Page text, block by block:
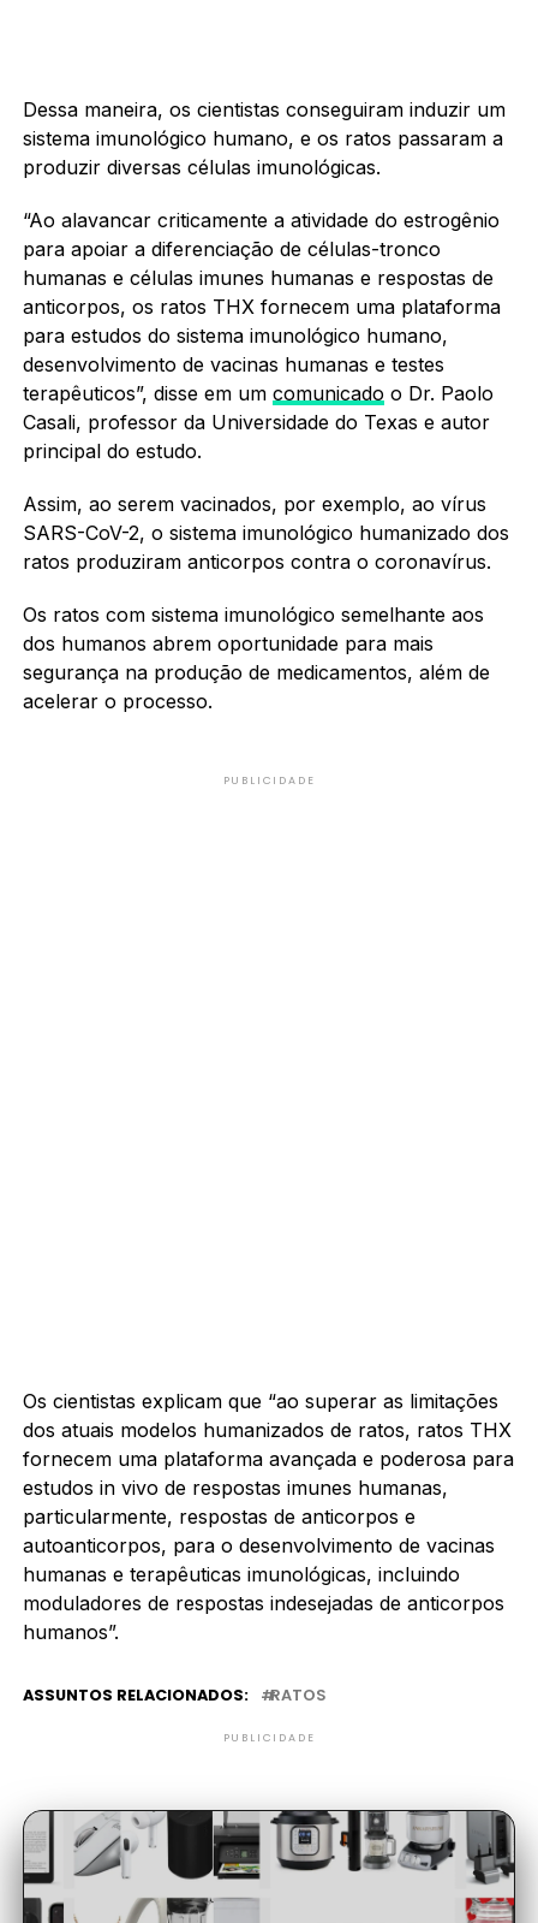
Dessa maneira, os cientistas conseguiram induzir um
sistema imunológico humano, e os ratos passaram a
produzir diversas células imunológicas.
“Ao alavancar criticamente a atividade do estrogênio
para apoiar a diferenciação de células-tronco
humanas e células imunes humanas e respostas de
anticorpos, os ratos THX fornecem uma plataforma
para estudos do sistema imunológico humano,
desenvolvimento de vacinas humanas e testes
terapêuticos”, disse em um comunicado o Dr. Paolo
Casali, professor da Universidade do Texas e autor
principal do estudo.
Assim, ao serem vacinados, por exemplo, ao vírus
SARS-CoV-2, o sistema imunológico humanizado dos
ratos produziram anticorpos contra o coronavírus.
Os ratos com sistema imunológico semelhante aos
dos humanos abrem oportunidade para mais
segurança na produção de medicamentos, além de
acelerar o processo.
PUBLICIDADE
Os cientistas explicam que “ao superar as limitações
dos atuais modelos humanizados de ratos, ratos THX
fornecem uma plataforma avançada e poderosa para
estudos in vivo de respostas imunes humanas,
particularmente, respostas de anticorpos e
autoanticorpos, para o desenvolvimento de vacinas
humanas e terapêuticas imunológicas, incluindo
moduladores de respostas indesejadas de anticorpos
humanos”.
ASSUNTOS RELACIONADOS: RATOS
PUBLICIDADE